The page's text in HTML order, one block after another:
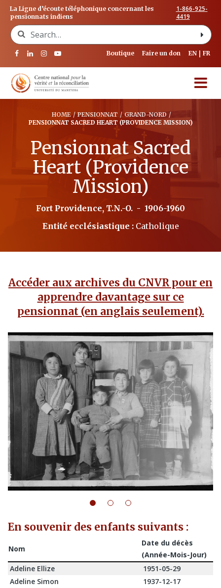
La Ligne d’écoute téléphonique concernant les
pensionnats indiens
1-866-925-
4419
Search for:
Boutique Faire un don EN FR
HOME / PENSIONNAT / GRAND-NORD /
PENSIONNAT SACRED HEART (PROVIDENCE MISSION)
Pensionnat Sacred
Heart (Providence
Mission)
Fort Providence, T.N.-O. - 1906-1960
Entité ecclésiastique : Catholique
Accéder aux archives du CNVR pour en
apprendre davantage sur ce
pensionnat (en anglais seulement).
En souvenir des enfants suivants :
Nom
Date du décès
(Année-Mois-Jour)
Adeline Ellize
1951-05-29
Adeline Simon
1937-12-17